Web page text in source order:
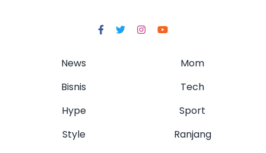
News
Bisnis
Hype
Style
Mom
Tech
Sport
Ranjang